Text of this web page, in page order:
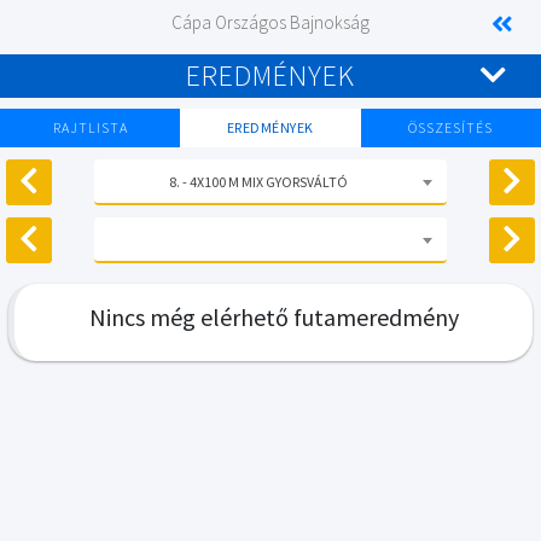
Cápa Országos Bajnokság
EREDMÉNYEK
RAJTLISTA EREDMÉNYEK ÖSSZESÍTÉS
8. - 4X100 M MIX GYORSVÁLTÓ
Nincs még elérhető futameredmény